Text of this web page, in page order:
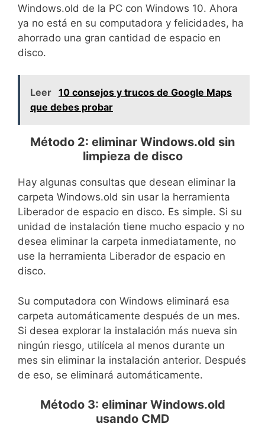
Windows.old de la PC con Windows 10. Ahora
ya no está en su computadora y felicidades, ha
ahorrado una gran cantidad de espacio en
disco.
Leer 10 consejos y trucos de Google Maps
que debes probar
Método 2: eliminar Windows.old sin
limpieza de disco
Hay algunas consultas que desean eliminar la
carpeta Windows.old sin usar la herramienta
Liberador de espacio en disco. Es simple. Si su
unidad de instalación tiene mucho espacio y no
desea eliminar la carpeta inmediatamente, no
use la herramienta Liberador de espacio en
disco.
Su computadora con Windows eliminará esa
carpeta automáticamente después de un mes.
Si desea explorar la instalación más nueva sin
ningún riesgo, utilícela al menos durante un
mes sin eliminar la instalación anterior. Después
de eso, se eliminará automáticamente.
Método 3: eliminar Windows.old
usando CMD